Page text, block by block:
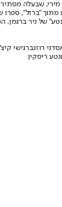
שבעלה
"ברזל", ספרו
של ניר ברגמן,
דני רוזנברגישי
נטע ריסקין